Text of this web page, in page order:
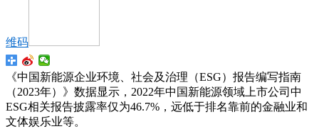
维码
《中国新能源企业环境、社会及治理（ESG）报告编写指南
（2023年）》数据显示，2022年中国新能源领域上市公司中
ESG相关报告披露率仅为46.7%，远低于排名靠前的金融业和
文体娱乐业等。